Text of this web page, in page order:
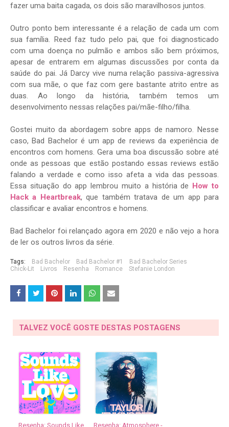
fazer uma baita cagada, os dois são maravilhosos juntos.
Outro ponto bem interessante é a relação de cada um com
sua família. Reed faz tudo pelo pai, que foi diagnosticado
com uma doença no pulmão e ambos são bem próximos,
apesar de entrarem em algumas discussões por conta da
saúde do pai. Já Darcy vive numa relação passiva-agressiva
com sua mãe, o que faz com gere bastante atrito entre as
duas. Ao longo da história, também temos um
desenvolvimento nessas relações pai/mãe-filho/filha.
Gostei muito da abordagem sobre apps de namoro. Nesse
caso, Bad Bachelor é um app de reviews da experiência de
encontros com homens. Gera uma boa discussão sobre até
onde as pessoas que estão postando essas reviews estão
falando a verdade e como isso afeta a vida das pessoas.
Essa situação do app lembrou muito a história de
How to
Hack a Heartbreak, que também tratava de um app para
classificar e avaliar encontros e homens.
Bad Bachelor foi relançado agora em 2020 e não vejo a hora
de ler os outros livros da série.
Tags: Bad Bachelor Bad Bachelor #1
Bad Bachelor Series
Chick-Lit
Livros Resenha Romance Stefanie London
TALVEZ VOCÊ GOSTE DESTAS POSTAGENS
Resenha: Sounds Like Resenha: Atmosphere -